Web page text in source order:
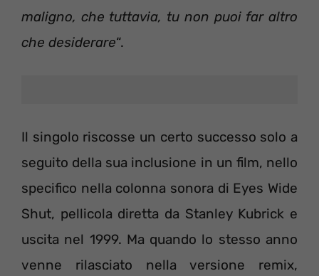
maligno, che tuttavia, tu non puoi far altro
che desiderare“.
Il singolo riscosse un certo successo solo a
seguito della sua inclusione in un film, nello
specifico nella colonna sonora di Eyes Wide
Shut, pellicola diretta da Stanley Kubrick e
uscita nel 1999. Ma quando lo stesso anno
venne rilasciato nella versione remix,